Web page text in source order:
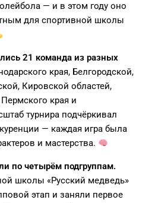
— и в этом году оно
для спортивной школы
21 команда из разных
края, Белгородской,
Кировской областей,
края и
турнира подчёркивал
— каждая игра была
и мастерства.
по четырём подгруппам.
школы «Русский медведь»
этап и заняли первое